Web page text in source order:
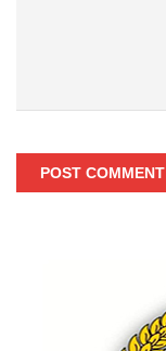
POST COMMENT